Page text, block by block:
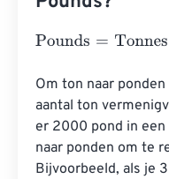
Pounds= Tonnes×
Om ton naar
aantal ton
er 2000 pond in
naar ponden om te
Bijvoorbeeld, als je